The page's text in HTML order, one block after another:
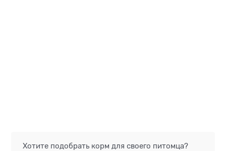
Хотите подобрать корм для своего питомца?